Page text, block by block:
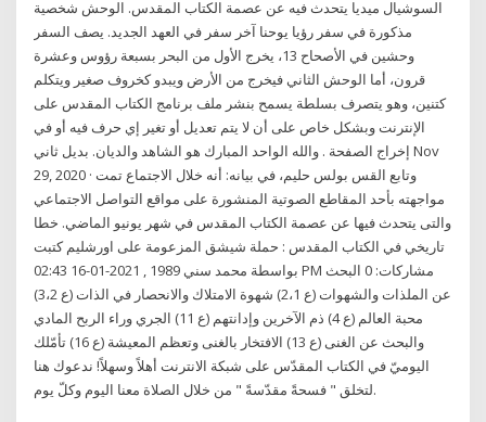
السوشيال ميديا يتحدث فيه عن عصمة الكتاب المقدس. الوحش شخصية
مذكورة في سفر رؤيا يوحنا آخر سفر في العهد الجديد. يصف السفر
وحشين في الأصحاح 13، يخرج الأول من البحر بسبعة رؤوس وعشرة
قرون، أما الوحش الثاني فيخرج من الأرض ويبدو كخروف صغير ويتكلم
كتنين، وهو يتصرف بسلطة يسمح بنشر ملف برنامج الكتاب المقدس على
الإنترنت وبشكل خاص على أن لا يتم تعديل أو تغير إي حرف فيه أو في
إخراج الصفحة . والله الواحد المبارك هو الشاهد والديان. بديل ثاني Nov
29, 2020 · وتابع القس بولس حليم، في بيانه: أنه خلال الاجتماع تمت
مواجهته بأحد المقاطع الصوتية المنشورة على مواقع التواصل الاجتماعي
والتى يتحدث فيها عن عصمة الكتاب المقدس في شهر يونيو الماضي. خطا
تاريخي في الكتاب المقدس : حملة شيشق المزعومة على اورشليم كتبت
بواسطة محمد سني 1989 ‏, 16-01-2021 02:43 PM مشاركات: 0 البحث
عن الملذات والشهوات (ع 2،1) شهوة الامتلاك والانحصار في الذات (ع 3،2)
محبة العالم (ع 4) ذم الآخرين وإدانتهم (ع 11) الجري وراء الربح المادي
والبحث عن الغنى (ع 13) الافتخار بالغنى وتعظم المعيشة (ع 16) تأمّلك
اليوميّ في الكتاب المقدّس على شبكة الانترنت أهلاً وسهلاً! ندعوك هنا
لتخلق " فسحةً مقدّسةً " من خلال الصلاة معنا اليوم وكلّ يوم.